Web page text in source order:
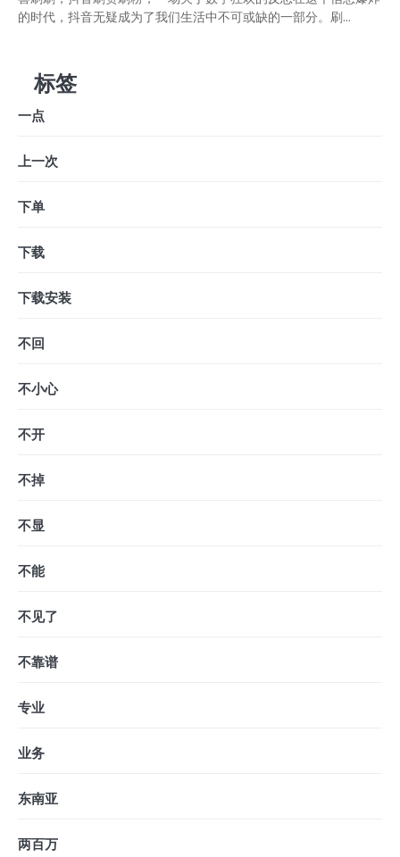
的时代，抖音无疑成为了我们生活中不可或缺的一部分。刷...
标签
一点
上一次
下单
下载
下载安装
不回
不小心
不开
不掉
不显
不能
不见了
不靠谱
专业
业务
东南亚
两百万